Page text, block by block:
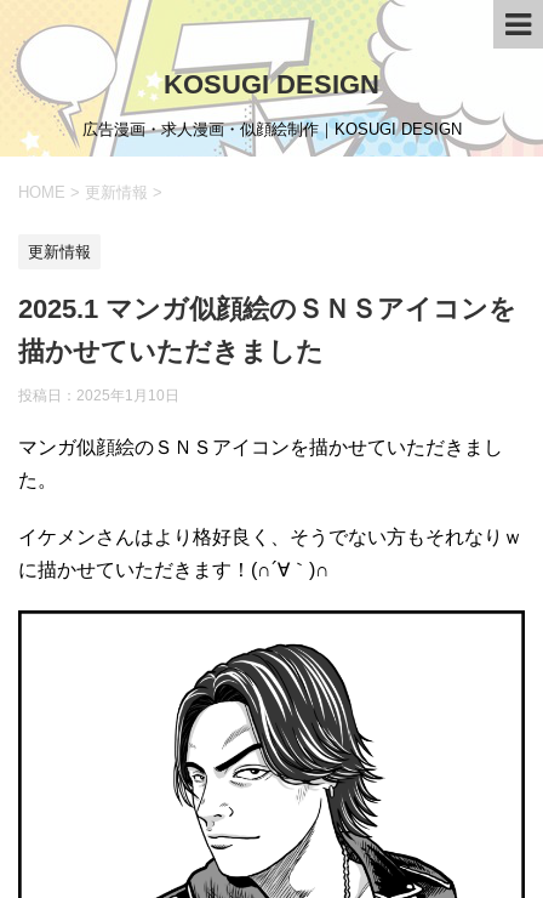
KOSUGI DESIGN
広告漫画・求人漫画・似顔絵制作｜KOSUGI DESIGN
HOME > 更新情報 >
更新情報
2025.1 マンガ似顔絵のＳＮＳアイコンを
描かせていただきました
投稿日： 2025年1月10日
マンガ似顔絵のＳＮＳアイコンを描かせていただきまし
た。
イケメンさんはより格好良く、そうでない方もそれなりｗ
に描かせていただきます！(∩´∀｀)∩